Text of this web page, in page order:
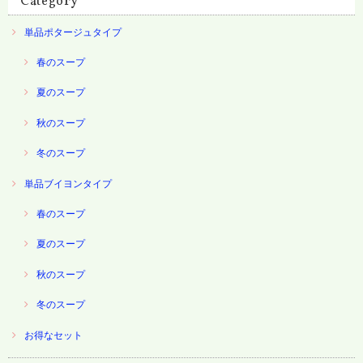
単品ポタージュタイプ
春のスープ
夏のスープ
秋のスープ
冬のスープ
単品ブイヨンタイプ
春のスープ
夏のスープ
秋のスープ
冬のスープ
お得なセット